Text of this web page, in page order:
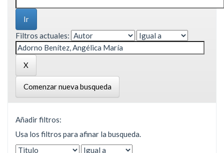
Filtros actuales:
Comenzar nueva busqueda
Añadir filtros:
Usa los filtros para afinar la busqueda.